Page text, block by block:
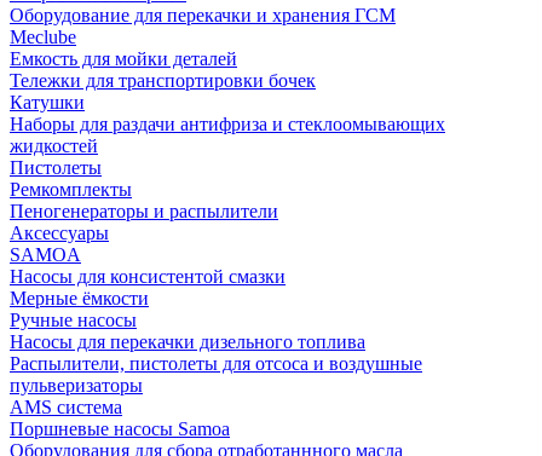
Оборудование для перекачки и хранения ГСМ
Meclube
Емкость для мойки деталей
Тележки для транспортировки бочек
Катушки
Наборы для раздачи антифриза и стеклоомывающих
жидкостей
Пистолеты
Ремкомплекты
Пеногенераторы и распылители
Аксессуары
SAMOA
Насосы для консистентой смазки
Мерные ёмкости
Ручные насосы
Насосы для перекачки дизельного топлива
Распылители, пистолеты для отсоса и воздушные
пульверизаторы
AMS система
Поршневые насосы Samoa
Оборудования для сбора отработаннного масла